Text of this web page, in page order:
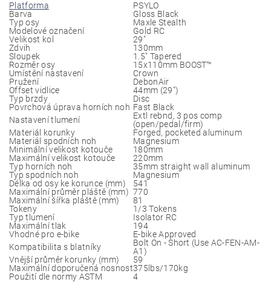
Platforma
PSYLO
Barva
Gloss Black
Typ osy
Maxle Stealth
Modelové označení
Gold RC
Velikost kol
29"
Zdvih
130mm
Sloupek
1.5" Tapered
Rozměr osy
15x110mm BOOST™
Umístění nastavení
Crown
Pružení
DebonAir
Offset vidlice
44mm (29")
Typ brzdy
Disc
Povrchová úprava horních noh Fast Black
Nastavení tlumení
Extl rebnd, 3 pos comp
(open/pedal/firm)
Materiál korunky
Forged, pocketed aluminum
Materiál spodních noh
Magnesium
Minimální velikost kotouče
180mm
Maximální velikost kotouče
220mm
Typ horních noh
35mm straight wall aluminum
Typ spodních noh
Magnesium
Délka od osy ke korunce (mm)
541
Maximální průměr pláště (mm) 770
Maximální šířka pláště (mm)
81
Tokeny
1/3 Tokens
Typ tlumení
Isolator RC
Maximální tlak
194
Vhodné pro e-bike
E-bike Approved
Kompatibilita s blatníky
Bolt On - Short (Use AC-FEN-AM-
A1)
Vnější průměr korunky (mm)
59
Maximální doporučená nosnost375lbs/170kg
Použití dle normy ASTM
4